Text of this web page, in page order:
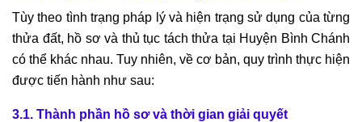
Tùy theo tình trạng pháp lý và hiện trạng sử dụng của từng
thửa đất, hồ sơ và thủ tục tách thửa tại Huyện Bình Chánh
có thể khác nhau. Tuy nhiên, về cơ bản, quy trình thực hiện
được tiến hành như sau:
3.1. Thành phần hồ sơ và thời gian giải quyết